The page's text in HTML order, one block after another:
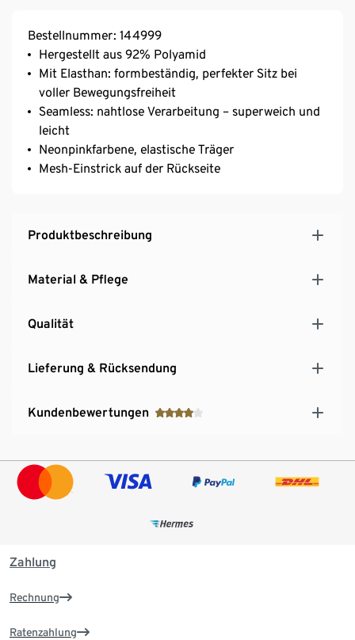
Bestellnummer: 144999
Hergestellt aus 92% Polyamid
Mit Elasthan: formbeständig, perfekter Sitz bei
voller Bewegungsfreiheit
Seamless: nahtlose Verarbeitung – superweich und
leicht
Neonpinkfarbene, elastische Träger
Mesh-Einstrick auf der Rückseite
Produktbeschreibung
Material & Pflege
Qualität
Lieferung & Rücksendung
Kundenbewertungen
Zahlung
Rechnung
Ratenzahlung